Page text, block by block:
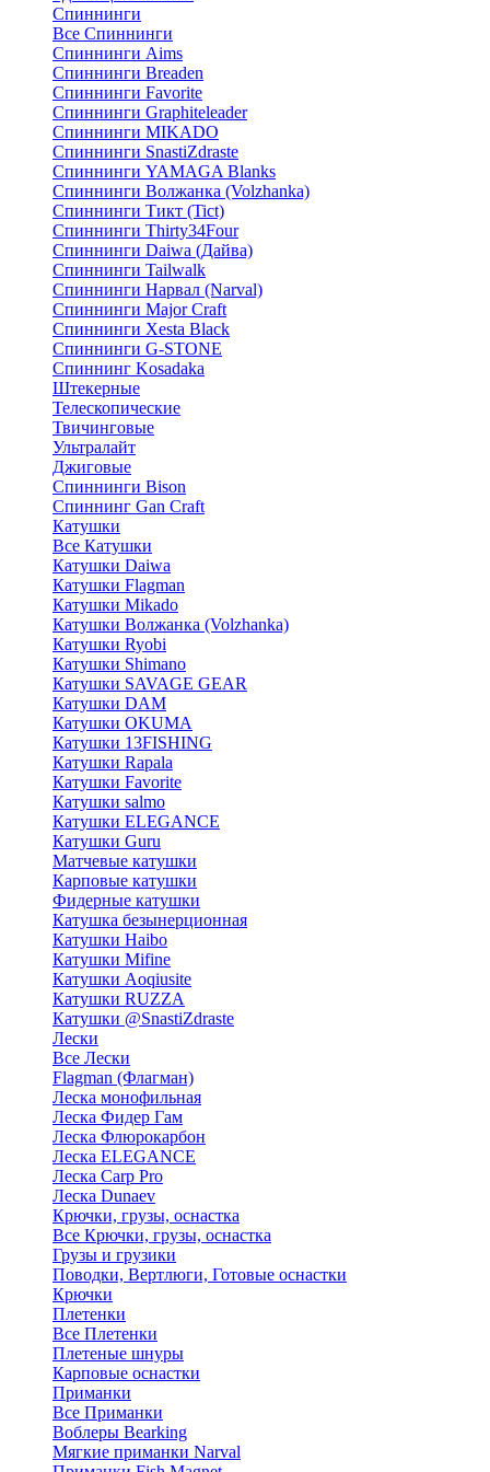
Спиннинги
Все Спиннинги
Спиннинги Aims
Спиннинги Breaden
Спиннинги Favorite
Спиннинги Graphiteleader
Спиннинги MIKADO
Спиннинги SnastiZdraste
Спиннинги YAMAGA Blanks
Спиннинги Волжанка (Volzhanka)
Спиннинги Тикт (Tict)
Спиннинги Thirty34Four
Спиннинги Daiwa (Дайва)
Спиннинги Tailwalk
Спиннинги Нарвал (Narval)
Спиннинги Major Craft
Спиннинги Xesta Black
Спиннинги G-STONE
Спиннинг Kosadaka
Штекерные
Телескопические
Твичинговые
Ультралайт
Джиговые
Спиннинги Bison
Спиннинг Gan Craft
Катушки
Все Катушки
Катушки Daiwa
Катушки Flagman
Катушки Mikado
Катушки Волжанка (Volzhanka)
Катушки Ryobi
Катушки Shimano
Катушки SAVAGE GEAR
Катушки DAM
Катушки OKUMA
Катушки 13FISHING
Катушки Rapala
Катушки Favorite
Катушки salmo
Катушки ELEGANCE
Катушки Guru
Матчевые катушки
Карповые катушки
Фидерные катушки
Катушка безынерционная
Катушки Haibo
Катушки Mifine
Катушки Aoqiusite
Катушки RUZZA
Катушки @SnastiZdraste
Лески
Все Лески
Flagman (Флагман)
Леска монофильная
Леска Фидер Гам
Леска Флюрокарбон
Леска ELEGANCE
Леска Carp Pro
Леска Dunaev
Крючки, грузы, оснастка
Все Крючки, грузы, оснастка
Грузы и грузики
Поводки, Вертлюги, Готовые оснастки
Крючки
Плетенки
Все Плетенки
Плетеные шнуры
Карповые оснастки
Приманки
Все Приманки
Воблеры Bearking
Мягкие приманки Narval